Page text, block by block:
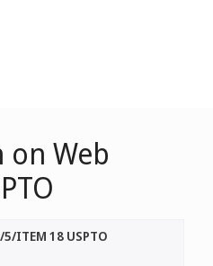
on Web
5/ITEM 18 USPTO